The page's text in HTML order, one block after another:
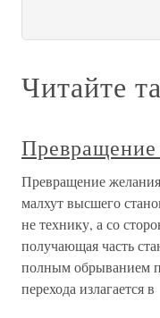
Читайте
Превращение
малхут высшего
не технику, а со
получающая часть
полным обрыванием
перехода излагается в